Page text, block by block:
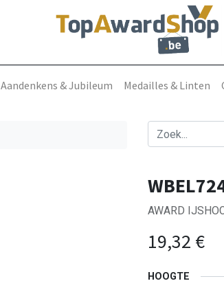
Aandenkens & Jubileum Medailles & Linten
AWARD
19,32 €
HOOGTE